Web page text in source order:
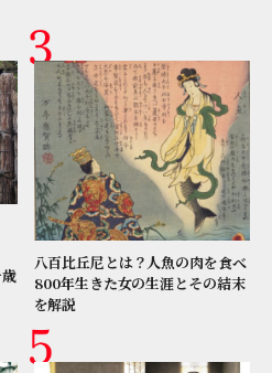
八百比丘尼とは？人魚の肉を食べ
800年生きた女の生涯とその結末
を解説